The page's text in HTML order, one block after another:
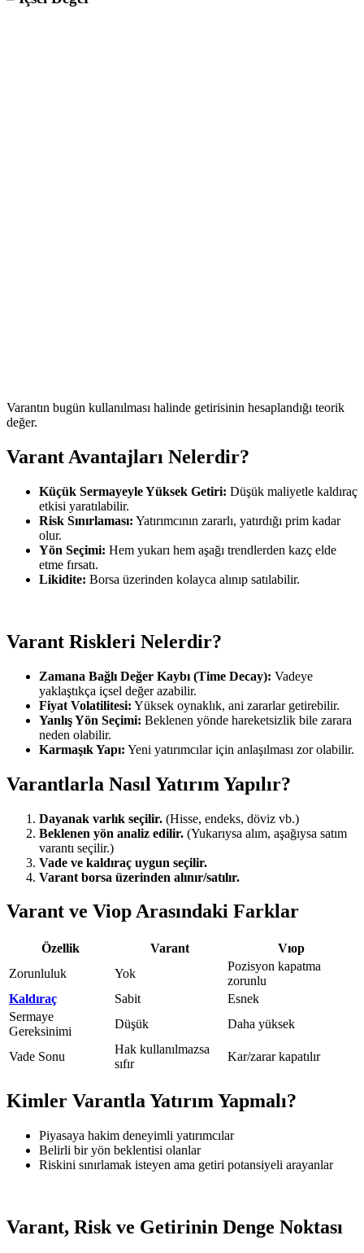
Varantın bugün kullanılması halinde getirisinin hesaplandığı teorik
değer.
Varant Avantajları Nelerdir?
Küçük Sermayeyle Yüksek Getiri: Düşük maliyetle kaldıraç
etkisi yaratılabilir.
Risk Sınırlaması: Yatırımcının zararlı, yatırdığı prim kadar
olur.
Yön Seçimi: Hem yukarı hem aşağı trendlerden kazç elde
etme fırsatı.
Likidite: Borsa üzerinden kolayca alınıp satılabilir.
Varant Riskleri Nelerdir?
Zamana Bağlı Değer Kaybı (Time Decay): Vadeye
yaklaştıkça içsel değer azabilir.
Fiyat Volatilitesi: Yüksek oynaklık, ani zararlar getirebilir.
Yanlış Yön Seçimi: Beklenen yönde hareketsizlik bile zarara
neden olabilir.
Karmaşık Yapı: Yeni yatırımcılar için anlaşılması zor olabilir.
Varantlarla Nasıl Yatırım Yapılır?
Dayanak varlık seçilir. (Hisse, endeks, döviz vb.)
Beklenen yön analiz edilir. (Yukarıysa alım, aşağıysa satım
varantı seçilir.)
Vade ve kaldıraç uygun seçilir.
Varant borsa üzerinden alınır/satılır.
Varant ve Viop Arasındaki Farklar
Özellik Varant
Vıop
Zorunluluk
Yok
Pozisyon kapatma
zorunlu
Kaldıraç
Sabit
Esnek
Sermaye
Gereksinimi
Düşük Daha yüksek
Vade Sonu
Hak kullanılmazsa
sıfır
Kar/zarar kapatılır
Kimler Varantla Yatırım Yapmalı?
Piyasaya hakim deneyimli yatırımcılar
Belirli bir yön beklentisi olanlar
Riskini sınırlamak isteyen ama getiri potansiyeli arayanlar
Varant, Risk ve Getirinin Denge Noktası